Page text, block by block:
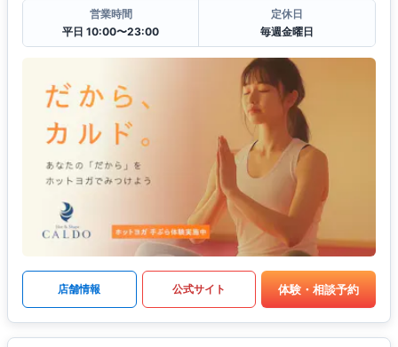
営業時間
平日 10:00〜23:00
定休日
毎週金曜日
店舗情報 公式サイト 体験・相談予約